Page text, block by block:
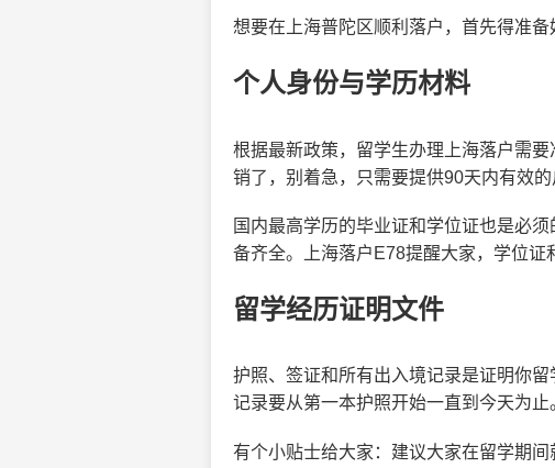
想要在上海普陀区顺利落户，首先得准
个人身份与学历材料
根据最新政策，留学生办理上海落户需
销了，别着急，只需要提供90天内有效的
国内最高学历的毕业证和学位证也是必
备齐全。上海落户E78提醒大家，学位
留学经历证明文件
护照、签证和所有出入境记录是证明你
记录要从第一本护照开始一直到今天为止
有个小贴士给大家：建议大家在留学期